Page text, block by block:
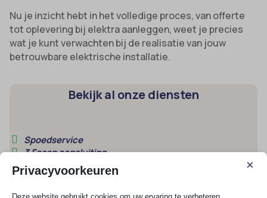
Nu je inzicht hebt in het volledige proces, van offerte
tot oplevering bij elektra aanleggen, weet je precies
wat je kunt verwachten bij de realisatie van jouw
betrouwbare elektrische installatie.
Bekijk al onze diensten
Spoedservice
3 Fasen aansluiting
Groepenkast
Krachtstroom aansluiten
Privacyvoorkeuren ×
Deze website gebruikt cookies om uw ervaring te verbeteren.